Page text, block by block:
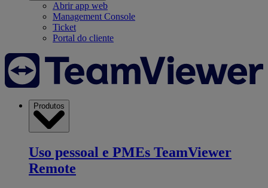
Abrir app web
Management Console
Ticket
Portal do cliente
Produtos
Uso pessoal e PMEs TeamViewer
Remote